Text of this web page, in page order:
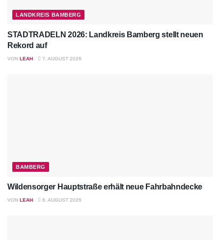
LANDKREIS BAMBERG
STADTRADELN 2026: Landkreis Bamberg stellt neuen
Rekord auf
VON LEAH 7. AUGUST 2026
BAMBERG
Wildensorger Hauptstraße erhält neue Fahrbahndecke
VON LEAH 6. AUGUST 2026